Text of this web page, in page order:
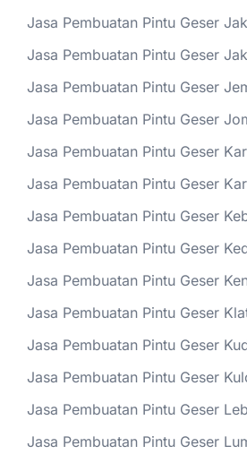
Jasa Pembuatan Pintu Geser
Jasa Pembuatan Pintu Geser
Jasa Pembuatan Pintu Geser
Jasa Pembuatan Pintu Geser
Jasa Pembuatan Pintu Geser
Jasa Pembuatan Pintu Geser
Jasa Pembuatan Pintu Geser
Jasa Pembuatan Pintu Geser
Jasa Pembuatan Pintu Geser
Jasa Pembuatan Pintu Geser
Jasa Pembuatan Pintu Geser
Jasa Pembuatan Pintu Geser
Jasa Pembuatan Pintu Geser
Jasa Pembuatan Pintu Geser